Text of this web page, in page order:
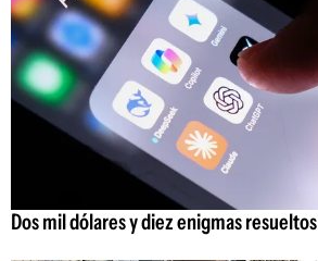
Dos mil dólares y diez enigmas resueltos